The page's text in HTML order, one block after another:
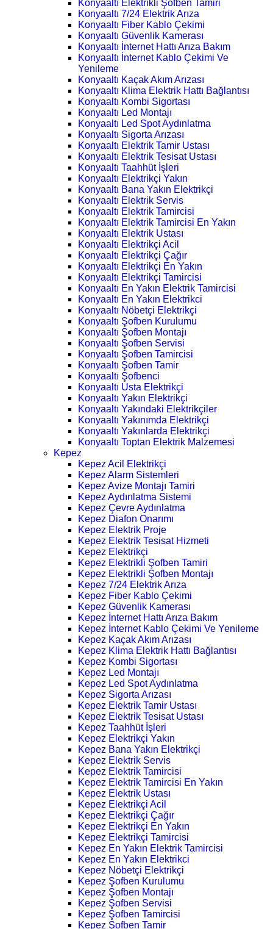
Konyaaltı Elektrikli Şofben Tamiri
Konyaaltı 7/24 Elektrik Arıza
Konyaaltı Fiber Kablo Çekimi
Konyaaltı Güvenlik Kamerası
Konyaaltı İnternet Hattı Arıza Bakım
Konyaaltı İnternet Kablo Çekimi Ve
Yenileme
Konyaaltı Kaçak Akım Arızası
Konyaaltı Klima Elektrik Hattı Bağlantısı
Konyaaltı Kombi Sigortası
Konyaaltı Led Montajı
Konyaaltı Led Spot Aydınlatma
Konyaaltı Sigorta Arızası
Konyaaltı Elektrik Tamir Ustası
Konyaaltı Elektrik Tesisat Ustası
Konyaaltı Taahhüt İşleri
Konyaaltı Elektrikçi Yakın
Konyaaltı Bana Yakın Elektrikçi
Konyaaltı Elektrik Servis
Konyaaltı Elektrik Tamircisi
Konyaaltı Elektrik Tamircisi En Yakın
Konyaaltı Elektrik Ustası
Konyaaltı Elektrikçi Acil
Konyaaltı Elektrikçi Çağır
Konyaaltı Elektrikçi En Yakın
Konyaaltı Elektrikçi Tamircisi
Konyaaltı En Yakın Elektrik Tamircisi
Konyaaltı En Yakın Elektrikci
Konyaaltı Nöbetçi Elektrikçi
Konyaaltı Şofben Kurulumu
Konyaaltı Şofben Montajı
Konyaaltı Şofben Servisi
Konyaaltı Şofben Tamircisi
Konyaaltı Şofben Tamir
Konyaaltı Şofbenci
Konyaaltı Usta Elektrikçi
Konyaaltı Yakın Elektrikçi
Konyaaltı Yakındaki Elektrikçiler
Konyaaltı Yakınımda Elektrikçi
Konyaaltı Yakınlarda Elektrikçi
Konyaaltı Toptan Elektrik Malzemesi
Kepez
Kepez Acil Elektrikçi
Kepez Alarm Sistemleri
Kepez Avize Montajı Tamiri
Kepez Aydınlatma Sistemi
Kepez Çevre Aydınlatma
Kepez Diafon Onarımı
Kepez Elektrik Proje
Kepez Elektrik Tesisat Hizmeti
Kepez Elektrikçi
Kepez Elektrikli Şofben Tamiri
Kepez Elektrikli Şofben Montajı
Kepez 7/24 Elektrik Arıza
Kepez Fiber Kablo Çekimi
Kepez Güvenlik Kamerası
Kepez İnternet Hattı Arıza Bakım
Kepez İnternet Kablo Çekimi Ve Yenileme
Kepez Kaçak Akım Arızası
Kepez Klima Elektrik Hattı Bağlantısı
Kepez Kombi Sigortası
Kepez Led Montajı
Kepez Led Spot Aydınlatma
Kepez Sigorta Arızası
Kepez Elektrik Tamir Ustası
Kepez Elektrik Tesisat Ustası
Kepez Taahhüt İşleri
Kepez Elektrikçi Yakın
Kepez Bana Yakın Elektrikçi
Kepez Elektrik Servis
Kepez Elektrik Tamircisi
Kepez Elektrik Tamircisi En Yakın
Kepez Elektrik Ustası
Kepez Elektrikçi Acil
Kepez Elektrikçi Çağır
Kepez Elektrikçi En Yakın
Kepez Elektrikçi Tamircisi
Kepez En Yakın Elektrik Tamircisi
Kepez En Yakın Elektrikci
Kepez Nöbetçi Elektrikçi
Kepez Şofben Kurulumu
Kepez Şofben Montajı
Kepez Şofben Servisi
Kepez Şofben Tamircisi
Kepez Şofben Tamir